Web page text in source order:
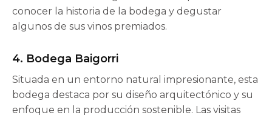
conocer la historia de la bodega y degustar
algunos de sus vinos premiados.
4. Bodega Baigorri
Situada en un entorno natural impresionante, esta
bodega destaca por su diseño arquitectónico y su
enfoque en la producción sostenible. Las visitas